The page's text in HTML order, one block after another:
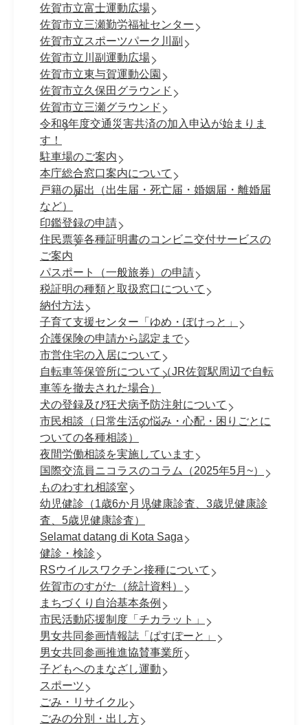
佐賀市立富士運動広場
佐賀市立三瀬勤労福祉センター
佐賀市立スポーツパーク川副
佐賀市立川副運動広場
佐賀市立東与賀運動公園
佐賀市立久保田グラウンド
佐賀市立三瀬グラウンド
令和8年度交通災害共済の加入申込が始まりま
す！
駐車場のご案内
本庁総合窓口案内について
戸籍の届出（出生届・死亡届・婚姻届・離婚届
など）
印鑑登録の申請
住民票等各種証明書のコンビニ交付サービスの
ご案内
パスポート（一般旅券）の申請
税証明の種類と取扱窓口について
納付方法
子育て支援センター「ゆめ・ぽけっと」
介護保険の申請から認定まで
市営住宅の入居について
自転車等保管所について（JR佐賀駅周辺で自転
車等を撤去された場合）
犬の登録及び狂犬病予防注射について
市民相談（日常生活の悩み・心配・困りごとに
ついての各種相談）
夜間労働相談を実施しています
国際交流員ニコラスのコラム（2025年5月~）
ものわすれ相談室
幼児健診（1歳6か月児健康診査、3歳児健康診
査、5歳児健康診査）
Selamat datang di Kota Saga
健診・検診
RSウイルスワクチン接種について
佐賀市のすがた（統計資料）
まちづくり自治基本条例
市民活動応援制度「チカラット」
男女共同参画情報誌「ぱすぽーと」
男女共同参画推進協賛事業所
子どもへのまなざし運動
スポーツ
ごみ・リサイクル
ごみの分別・出し方